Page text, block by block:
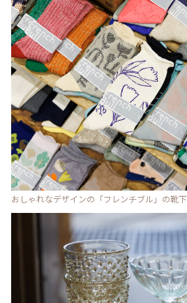
おしゃれなデザインの「フレンチブル」の靴下